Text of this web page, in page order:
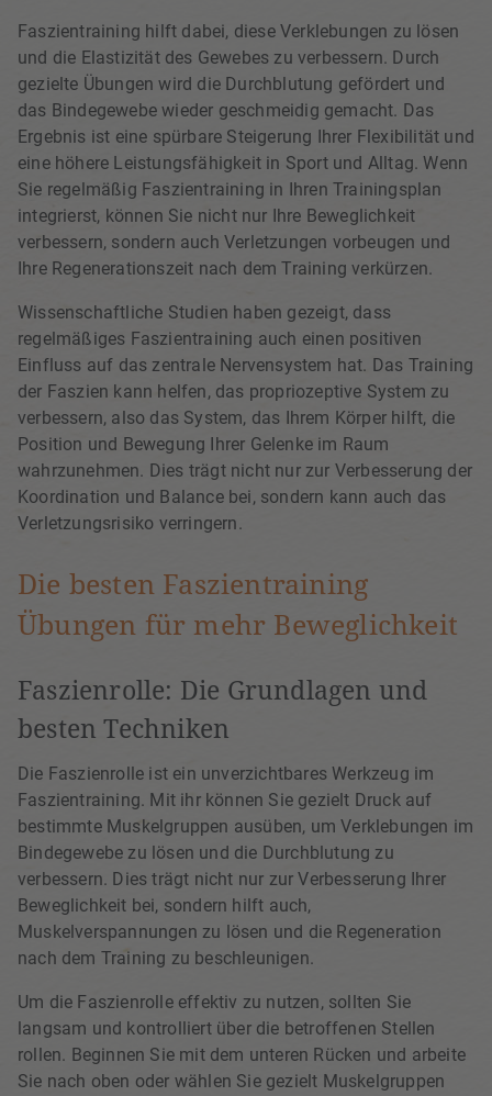
Faszientraining hilft dabei, diese Verklebungen zu lösen
und die Elastizität des Gewebes zu verbessern. Durch
gezielte Übungen wird die Durchblutung gefördert und
das Bindegewebe wieder geschmeidig gemacht. Das
Ergebnis ist eine spürbare Steigerung Ihrer Flexibilität und
eine höhere Leistungsfähigkeit in Sport und Alltag. Wenn
Sie regelmäßig Faszientraining in Ihren Trainingsplan
integrierst, können Sie nicht nur Ihre Beweglichkeit
verbessern, sondern auch Verletzungen vorbeugen und
Ihre Regenerationszeit nach dem Training verkürzen.
Wissenschaftliche Studien haben gezeigt, dass
regelmäßiges Faszientraining auch einen positiven
Einfluss auf das zentrale Nervensystem hat. Das Training
der Faszien kann helfen, das propriozeptive System zu
verbessern, also das System, das Ihrem Körper hilft, die
Position und Bewegung Ihrer Gelenke im Raum
wahrzunehmen. Dies trägt nicht nur zur Verbesserung der
Koordination und Balance bei, sondern kann auch das
Verletzungsrisiko verringern.
Die besten Faszientraining
Übungen für mehr Beweglichkeit
Faszienrolle: Die Grundlagen und
besten Techniken
Die Faszienrolle ist ein unverzichtbares Werkzeug im
Faszientraining. Mit ihr können Sie gezielt Druck auf
bestimmte Muskelgruppen ausüben, um Verklebungen im
Bindegewebe zu lösen und die Durchblutung zu
verbessern. Dies trägt nicht nur zur Verbesserung Ihrer
Beweglichkeit bei, sondern hilft auch,
Muskelverspannungen zu lösen und die Regeneration
nach dem Training zu beschleunigen.
Um die Faszienrolle effektiv zu nutzen, sollten Sie
langsam und kontrolliert über die betroffenen Stellen
rollen. Beginnen Sie mit dem unteren Rücken und arbeite
Sie nach oben oder wählen Sie gezielt Muskelgruppen